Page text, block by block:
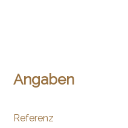
Angaben
Referenz